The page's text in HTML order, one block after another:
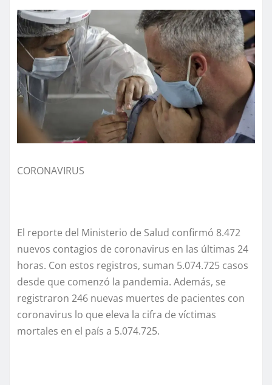
CORONAVIRUS
El reporte del Ministerio de Salud confirmó 8.472
nuevos contagios de coronavirus en las últimas 24
horas. Con estos registros, suman 5.074.725 casos
desde que comenzó la pandemia. Además, se
registraron 246 nuevas muertes de pacientes con
coronavirus lo que eleva la cifra de víctimas
mortales en el país a 5.074.725.